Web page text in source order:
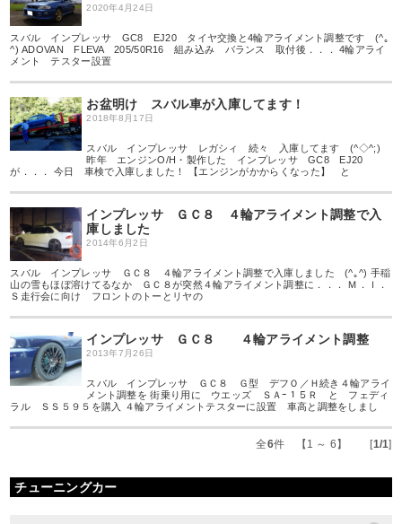
2020年4月24日
スバル インプレッサ GC8 EJ20 タイヤ交換と4輪アライメント調整です (^｡
^) ADOVAN FLEVA 205/50R16 組み込み バランス 取付後．．． 4輪アライ
メント テスター設置
お盆明け スバル車が入庫してます！
2018年8月17日
スバル インプレッサ レガシィ 続々 入庫してます (^◇^;)
昨年 エンジンO/H・製作した インプレッサ GC8 EJ20
が．．． 今日 車検で入庫しました！ 【エンジンがかからくなった】 と
インプレッサ ＧＣ８ ４輪アライメント調整で入
庫しました
2014年6月2日
スバル インプレッサ ＧＣ８ ４輪アライメント調整で入庫しました (^｡^) 手稲
山の雪もほぼ溶けてるなか ＧＣ８が突然４輪アライメント調整に．．． Ｍ．Ｉ．
Ｓ走行会に向け フロントのトーとリヤの
インプレッサ ＧＣ８ ４輪アライメント調整
2013年7月26日
スバル インプレッサ ＧＣ８ Ｇ型 デフＯ／Ｈ続き４輪アライ
メント調整を 街乗り用に ウエッズ ＳＡｰ１５Ｒ と フェディ
ラル ＳＳ５９５を購入 ４輪アライメントテスターに設置 車高と調整をしまし
全6件 【1 ～ 6】 [1/1]
チューニングカー